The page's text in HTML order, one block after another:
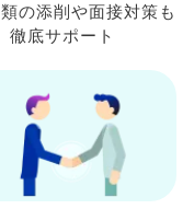
の添削や面接対策も
徹底サポート